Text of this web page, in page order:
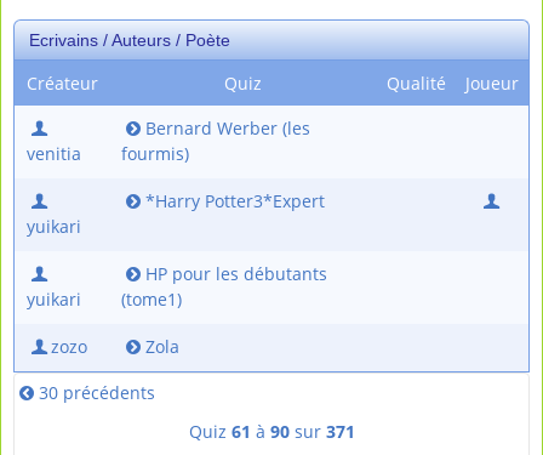
Ecrivains / Auteurs / Poète
Créateur Quiz Qualité Joueur
venitia
Bernard Werber (les
fourmis)
yuikari
*Harry Potter3*Expert
yuikari
HP pour les débutants
(tome1)
zozo
Zola
30 précédents
Quiz 61 à 90sur 371